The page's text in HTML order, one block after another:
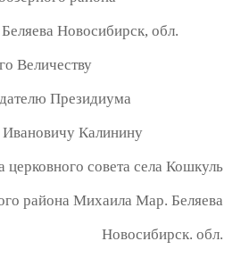
Новосибирск, обл.
Величеству
Президиума
Калинину
церковного совета села Кошкуль
района Михаила Мар. Беляева
Новосибирск. обл.